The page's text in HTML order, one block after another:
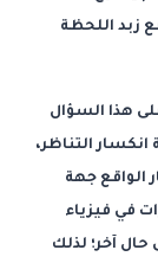
زبد اللحظة
هذا السؤال
التناظر،
الواقع جهة
في فيزياء
حال آخر؛ لذلك